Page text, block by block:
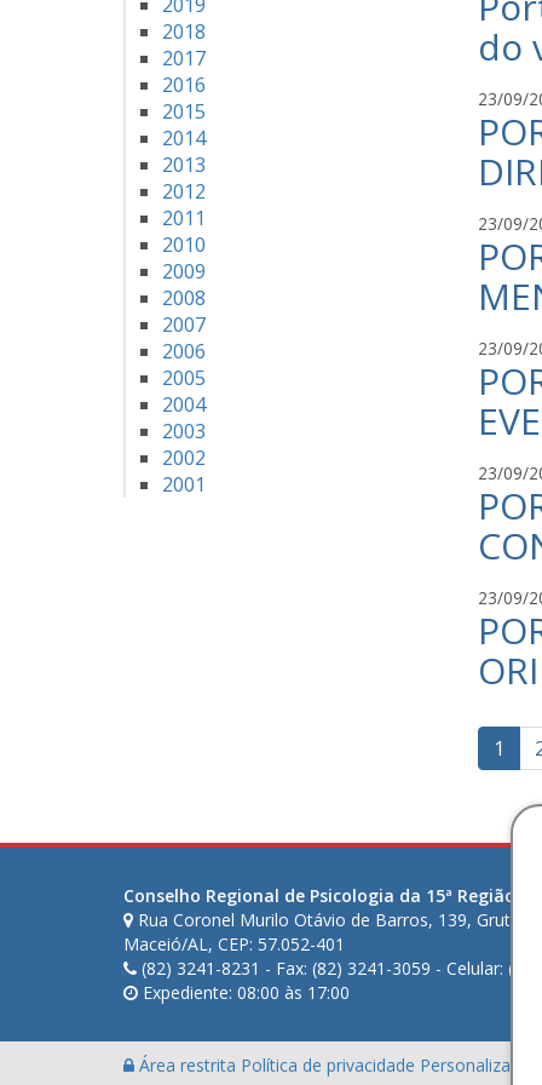
2018
2017
2016
2015
2014
2013
2012
2011
2010
2009
2008
2007
2006
2005
2004
2003
2002
2001
do
23/09/
23/09/
23/09/
23/09/
23/09/
de
1
Conselho Regional de Psicologia da 15ª Região (AL)
Rua Coronel Murilo Otávio de Barros, 139, Gruta
Maceió/AL, CEP: 57.052-401
(82) 3241-8231 - Fax: (82) 3241-3059 - Celular:
Expediente: 08:00 às 17:00
Área restrita Política de privacidade Personalização